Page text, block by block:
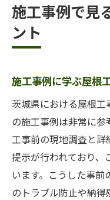
施工事例で見
ント
施工事例に学ぶ屋根
茨城県における屋根工
の施工事例は非常に参
工事前の現地調査と詳
提示が行われており、
います。こうした事
のトラブル防止や納得